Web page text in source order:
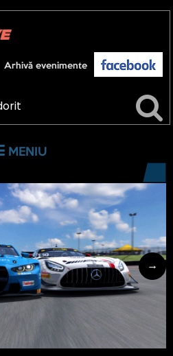
Arhivă evenimente
MENIU
→